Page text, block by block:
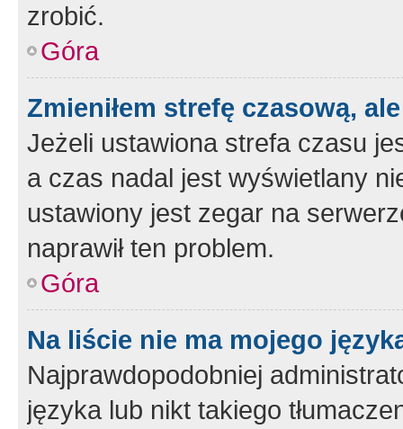
zrobić.
Góra
Zmieniłem strefę czasową,
Jeżeli ustawiona strefa czasu
a czas nadal jest wyświetlany
ustawiony jest zegar na
naprawił ten problem.
Góra
Na liście nie ma mojego
Najprawdopodobniej
języka lub nikt takiego